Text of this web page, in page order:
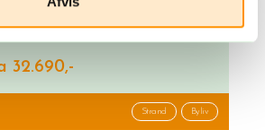
32.690,-
Strand Byliv